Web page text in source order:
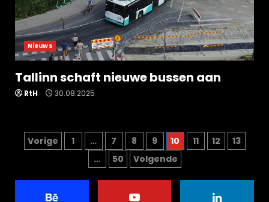
Nieuws
Tallinn schaft nieuwe bussen aan
RtH 30.08.2025
Berichten
paginering
Vorige 1 … 7 8 9 10 11 12
13
…
50 Volgende